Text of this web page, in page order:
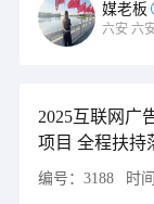
媒老板
六安 六
2025互联网广
项目 全程扶持
编号： 3188 时间